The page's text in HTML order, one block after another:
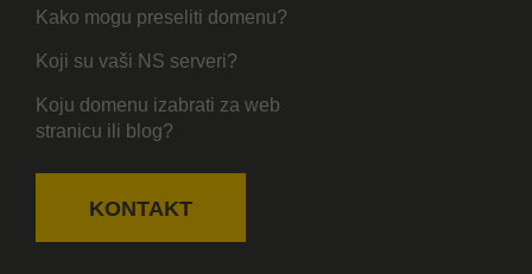
Kako mogu preseliti domenu?
Koji su vaši NS serveri?
Koju domenu izabrati za web
stranicu ili blog?
KONTAKT